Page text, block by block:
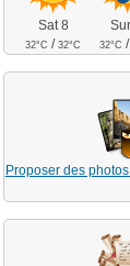
Sat 8
32°C /32°C 32°C
Proposer des